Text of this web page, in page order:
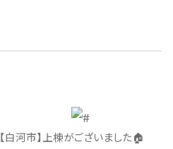
【白河市】上棟がございました🏠